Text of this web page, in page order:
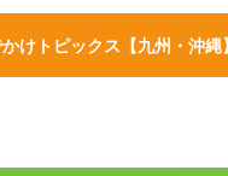
けトピックス【九州・沖縄